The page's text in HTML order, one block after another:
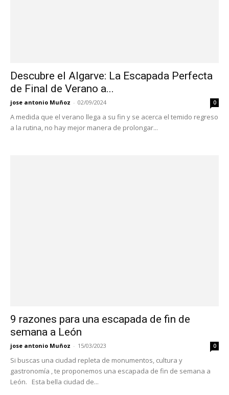
Descubre el Algarve: La Escapada Perfecta
de Final de Verano a...
jose antonio Muñoz - 02/09/2024 0
A medida que el verano llega a su fin y se acerca el temido regreso
a la rutina, no hay mejor manera de prolongar...
9 razones para una escapada de fin de
semana a León
jose antonio Muñoz - 15/03/2023 0
Si buscas una ciudad repleta de monumentos, cultura y
gastronomía , te proponemos una escapada de fin de semana a
León. Esta bella ciudad de...